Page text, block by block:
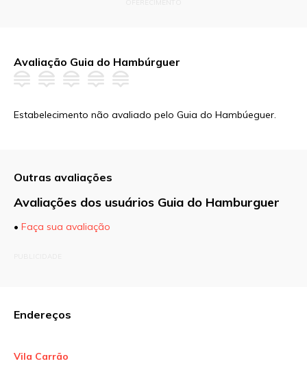
Avaliação Guia do Hambúrguer
Estabelecimento não avaliado pelo Guia do Hambúeguer.
Outras avaliações
Avaliações dos usuários Guia do Hamburguer
• Faça sua avaliação
Endereços
Vila Carrão